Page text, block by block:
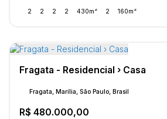
2 2 2 2 430m² 2 160m²
Fragata - Residencial › Casa
R$ 480.000,00
Fragata, Marília, São Paulo, Brasil